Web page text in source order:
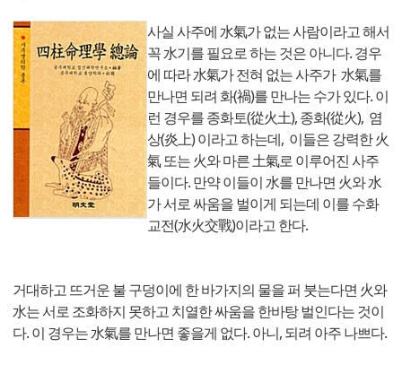
사실 사주에 水氣가 없는 사람이라고 해서
꼭 水기를 필요로 하는 것은 아니다. 경우
에 따라 水氣가 전혀 없는 사주가 水氣를
만나면 되려 화(禍)를 만나는 수가 있다. 이
런 경우를 종화토(從火土), 종화(從火), 염
상(炎上) 이라고 하는데, 이들은 강력한 火
氣 또는 火와 마른 土氣로 이루어진 사주
들이다. 만약 이들이 水를 만나면 火와 水
가 서로 싸움을 벌이게 되는데 이를 수화
교전(水火交戰)이라고 한다.
거대하고 뜨거운 불 구덩이에 한 바가지의 물을 퍼 붓는다면 火와
水는 서로 조화하지 못하고 치열한 싸움을 한바탕 벌인다는 것이
다. 이 경우는 水氣를 만나면 좋을게 없다. 아니, 되려 아주 나쁘다.